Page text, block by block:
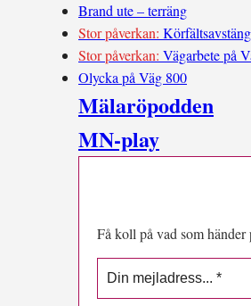
Brand ute – terräng
Stor påverkan:
Stor påverkan: Vägarbete på
Olycka på Väg 800
Mälaröpodden
MN-play
Få koll på vad som